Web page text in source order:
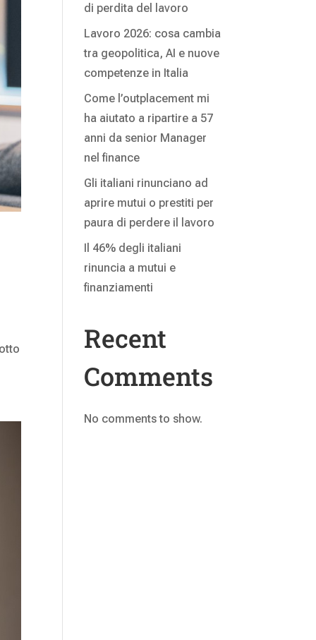
di perdita del lavoro
Lavoro 2026: cosa cambia
tra geopolitica, AI e nuove
competenze in Italia
Come l’outplacement mi
ha aiutato a ripartire a 57
anni da senior Manager
nel finance
Gli italiani rinunciano ad
aprire mutui o prestiti per
paura di perdere il lavoro
Il 46% degli italiani
rinuncia a mutui e
finanziamenti
Recent
Comments
No comments to show.